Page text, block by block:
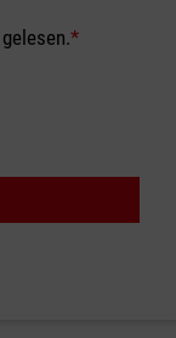
gelesen.*